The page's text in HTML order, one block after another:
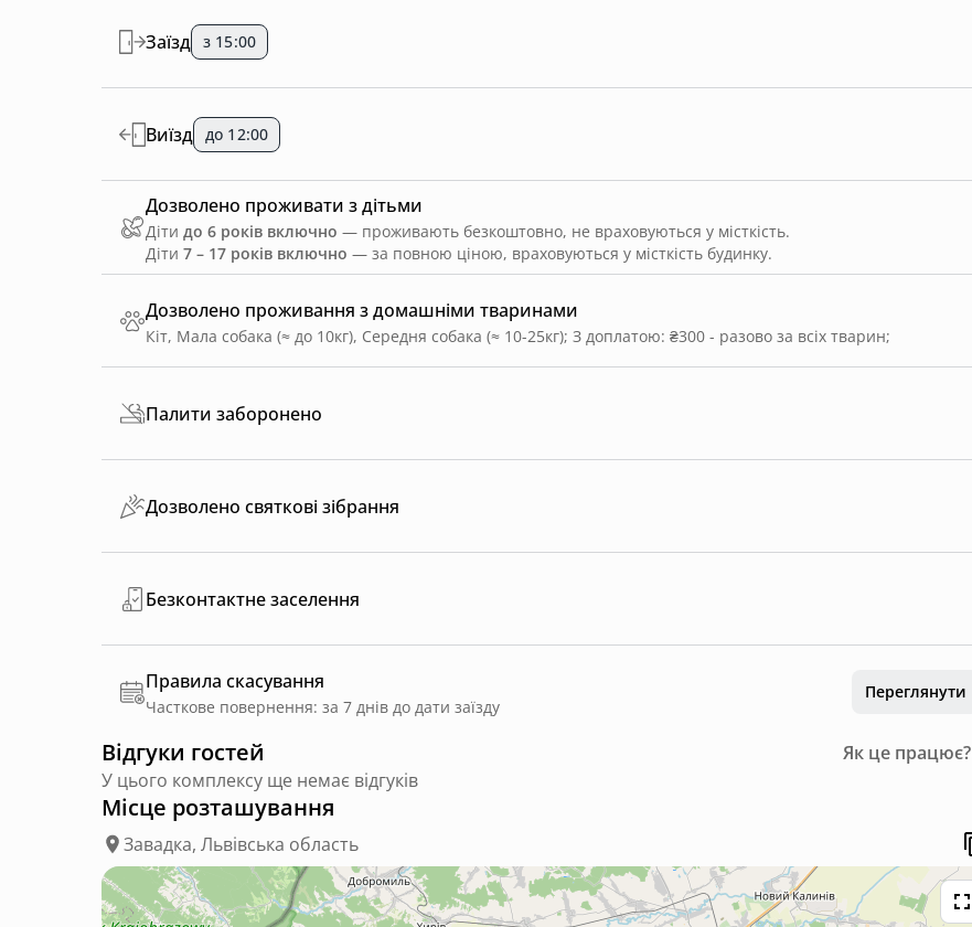
Дозволено проживання з домашніми тваринами
Кіт, Мала собака (≈ до 10кг), Середня собака (≈ 10-25кг); З доплатою: ₴300 - разово за всіх тварин;
Заїзд з 15:00
Виїзд до 12:00
Дозволено проживати з дітьми
Діти до 6 років включно — проживають безкоштовно, не враховуються у місткість.
Діти 7 – 17 років включно — за повною ціною, враховуються у місткість будинку.
Палити заборонено
Дозволено святкові зібрання
Безконтактне заселення
Правила скасування
Часткове повернення: за 7 днів до дати заїзду
Переглянути
Відгуки гостей
Як це працює?
У цього комплексу ще немає відгуків
Місце розташування
Завадка, Львівська область